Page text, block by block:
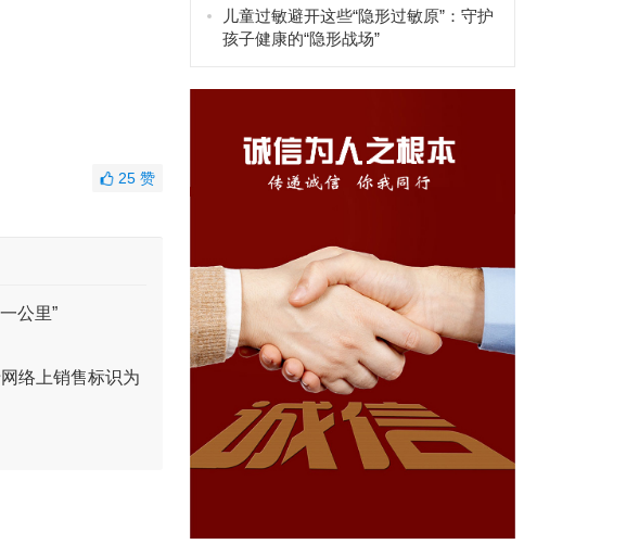
25 赞
公里”
络上销售标识为
儿童过敏避开这些“隐形过敏原”：守护
孩子健康的“隐形战场”